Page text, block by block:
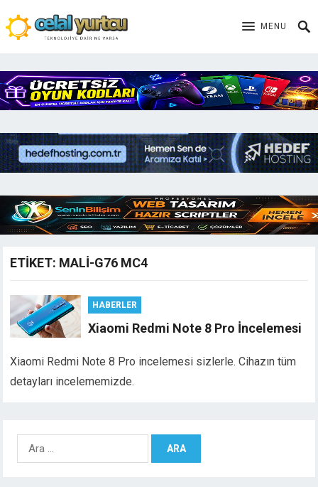
MENU
ETIKET: MALI-G76 MC4
HABERLER
Xiaomi Redmi Note 8 Pro İncelemesi
Xiaomi Redmi Note 8 Pro incelemesi sizlerle. Cihazın tüm
detayları incelememizde.
Arama: